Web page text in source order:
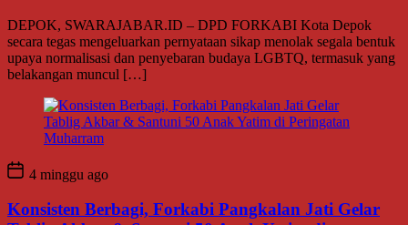
DEPOK, SWARAJABAR.ID – DPD FORKABI Kota Depok
secara tegas mengeluarkan pernyataan sikap menolak segala bentuk
upaya normalisasi dan penyebaran budaya LGBTQ, termasuk yang
belakangan muncul […]
4 minggu ago
Konsisten Berbagi, Forkabi Pangkalan Jati Gelar